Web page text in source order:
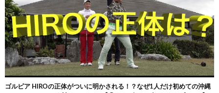
ゴルピア HIROの正体がついに明かされる！？なぜ1人だけ初めての沖縄